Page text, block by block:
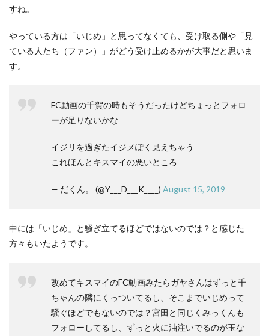
すね。
やっている方は「いじめ」と思ってなくても、受け取る側や「見
ている人たち（ファン）」がどう受け止めるかが大事だと思いま
す。
FC動画の千賀の時もそうだったけどちょっとフォロ
ーが足りないかな
イジリを過ぎたイジメぽく見えちゃう
これほんとキスマイの悪いところ
— だくん。 (@Y___D___K____) August 15, 2019
中には「いじめ」と騒ぎ立てるほどではないのでは？と感じた
方々もいたようです。
改めてキスマイのFC動画みたらガヤさんはずっと千
ちゃんの隣にくっついてるし、そこまでいじめって
騒ぐほどでもないのでは？宮田と同じくみっくんも
フォローしてるし、ずっと火に油注いでるのが玉な